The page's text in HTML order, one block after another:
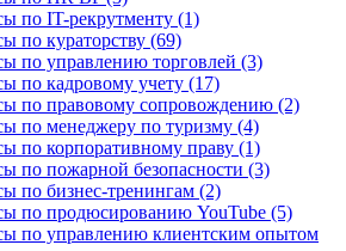
по IT-рекрутменту (1)
по кураторству (69)
по управлению торговлей (3)
по кадровому учету (17)
по правовому сопровождению (2)
по менеджеру по туризму (4)
по корпоративному праву (1)
по пожарной безопасности (3)
по бизнес-тренингам (2)
по продюсированию YouTube (5)
по управлению клиентским опытом